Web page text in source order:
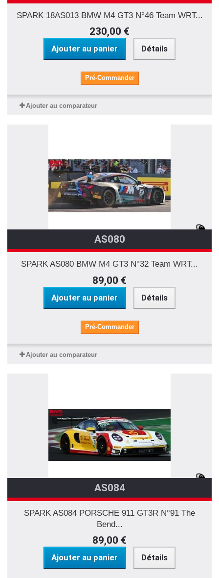
SPARK 18AS013 BMW M4 GT3 N°46 Team WRT...
230,00 €
Ajouter au panier Détails
Pré-Commander
Ajouter au comparateur
AS080
SPARK AS080 BMW M4 GT3 N°32 Team WRT...
89,00 €
Ajouter au panier Détails
Pré-Commander
Ajouter au comparateur
AS084
SPARK AS084 PORSCHE 911 GT3R N°91 The
Bend...
89,00 €
Ajouter au panier Détails